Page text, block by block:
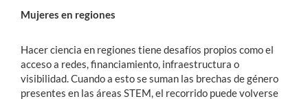
Mujeres en regiones
Hacer ciencia en regiones tiene desafíos propios como el
acceso a redes, financiamiento, infraestructura o
visibilidad. Cuando a esto se suman las brechas de género
presentes en las áreas STEM, el recorrido puede volverse